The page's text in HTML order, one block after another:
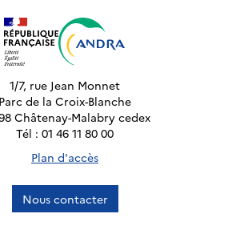
1/7, rue Jean Monnet
Parc de la Croix-Blanche
Châtenay-Malabry cedex
Tél : 01 46 11 80 00
Plan d'accès
Nous contacter